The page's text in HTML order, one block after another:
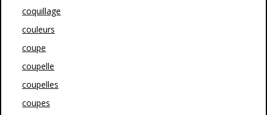
coquillage
couleurs
coupe
coupelle
coupelles
coupes